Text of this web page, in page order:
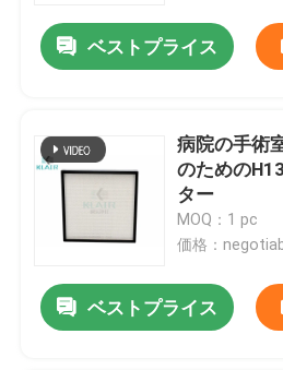
ベストプライス
病院の手術
のための
ター
MOQ：1 pc
価格：
ベストプライス